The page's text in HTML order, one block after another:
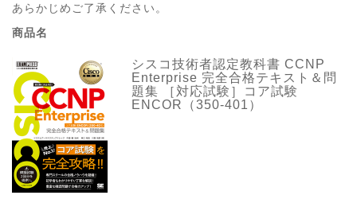
あらかじめご了承ください。
商品名
シスコ技術者認定教科書 CCNP
Enterprise 完全合格テキスト＆問
題集 ［対応試験］コア試験
ENCOR（350-401）